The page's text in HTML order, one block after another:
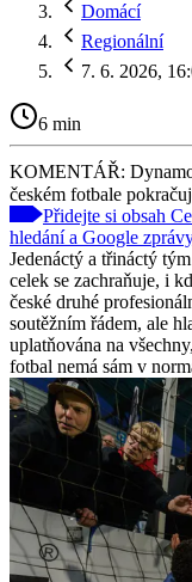
Domácí
Regionální
7. 6. 2026,
6 min
KOMENTÁŘ:
českém fotbale
Přidejte si obsah
hledání a Google
Jedenáctý a třináctý
celek se zachraňuje, i
české druhé
soutěžním řádem, ale
uplatňována na
fotbal nemá sám v